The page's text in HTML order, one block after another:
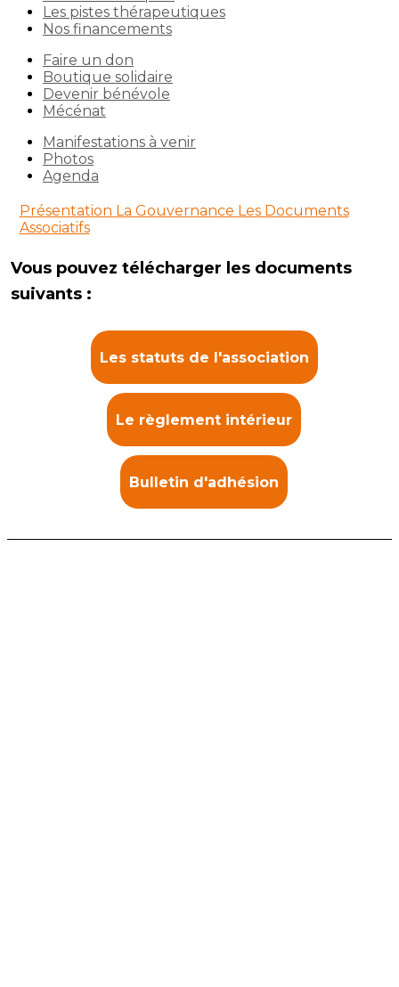
Les pistes thérapeutiques
Nos financements
Faire un don
Boutique solidaire
Devenir bénévole
Mécénat
Manifestations à venir
Photos
Agenda
Présentation La Gouvernance Les Documents
Associatifs
Vous pouvez télécharger les documents
suivants :
Les statuts de l'association
Le règlement intérieur
Bulletin d'adhésion